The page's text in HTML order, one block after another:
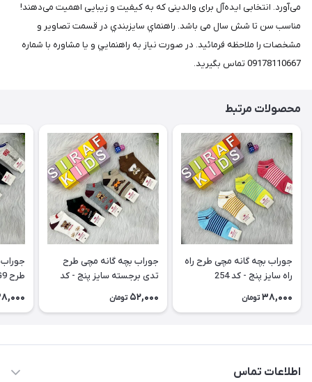
می‌آورد. انتخابی ایده‌آل برای والدینی که به کیفیت و زیبایی اهمیت می‌دهند!
مناسب سن تا شش سال می باشد. راهنماي سايزبندي در قسمت تصاوير و
مشخصات را ملاحظه فرمائيد. در صورت نياز به راهنمايي و يا مشاوره با شماره
09178110667 تماس بگيريد.
محصولات مرتبط
جوراب بچه گانه مچی طرح راه
راه سایز پنج - کد 254
38,000 تومان
جوراب بچه گانه مچی طرح
تدی برجسته سایز پنج - کد
52,000 تومان
طرح G9 سایز پنج - کد 252
اطلاعات تماس